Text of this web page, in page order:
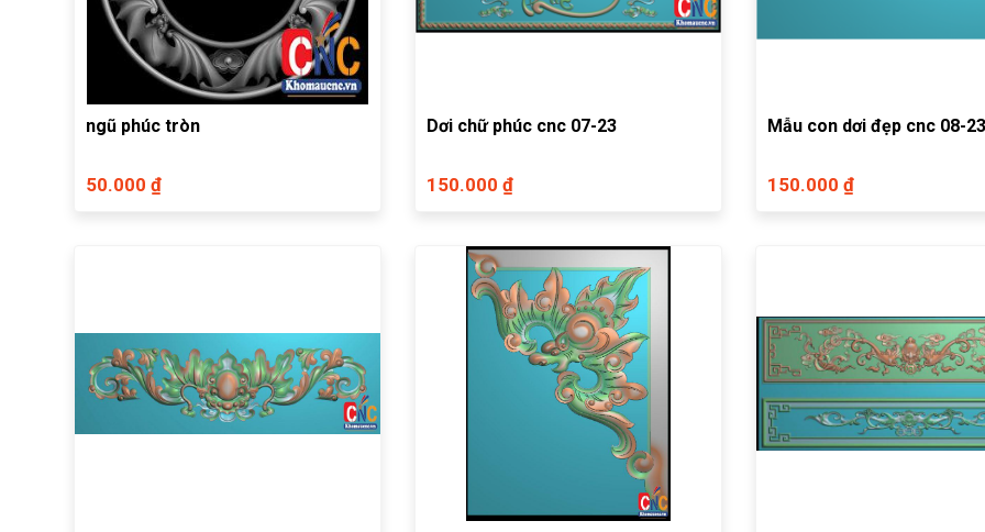
ngũ phúc tròn
50.000 ₫
Dơi chữ phúc cnc 07-23
150.000 ₫
Mẫu con dơi đẹp cnc 08-23
150.000 ₫